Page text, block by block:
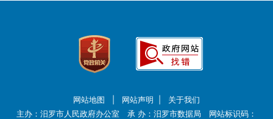
网站地图 网站声明
关于我们
主办：汨罗市人民政府办公室 承 办：汨罗市数据局 网站标识码：